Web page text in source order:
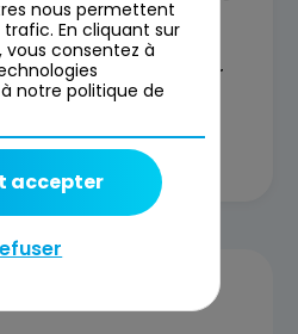
& exercice pour
IA
nous permettent
En cliquant sur
consentez à
notre politique de
accepter